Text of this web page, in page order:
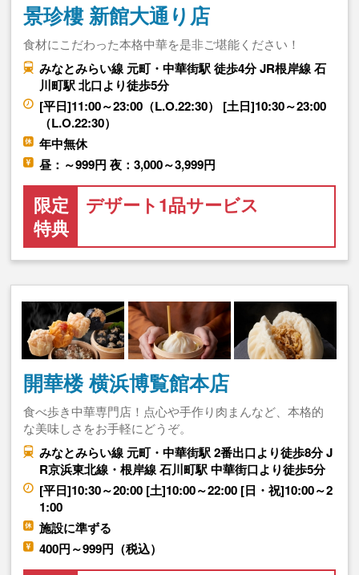
景珍樓 新館大通り店
食材にこだわった本格中華を是非ご堪能ください！
みなとみらい線 元町・中華街駅 徒歩4分 JR根岸線 石
川町駅 北口より徒歩5分
[平日]11:00～23:00（L.O.22:30） [土日]10:30～23:00
（L.O.22:30）
年中無休
昼：～999円 夜：3,000～3,999円
限定
特典
デザート1品サービス
開華楼 横浜博覧館本店
食べ歩き中華専門店！点心や手作り肉まんなど、本格的
な美味しさをお手軽にどうぞ。
みなとみらい線 元町・中華街駅 2番出口より徒歩8分 J
R京浜東北線・根岸線 石川町駅 中華街口より徒歩5分
[平日]10:30～20:00 [土]10:00～22:00 [日・祝]10:00～2
1:00
施設に準ずる
400円～999円（税込）